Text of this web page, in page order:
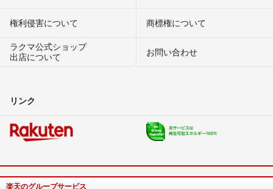
権利侵害について
商標権について
ラクマ公式ショップ
出店について
お問い合わせ
リンク
楽天のグループサービス